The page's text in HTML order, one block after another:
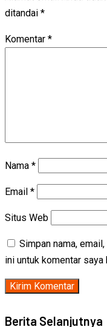
ditandai *
Komentar *
Nama *
Email *
Situs Web
Simpan nama,
ini untuk komentar saya
Berita Selanjutnya